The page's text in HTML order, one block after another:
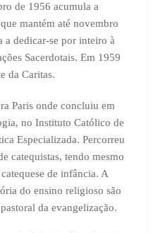
de 1956 acumula a
mantém até novembro
a dedicar-se por inteiro à
Sacerdotais. Em 1959
da Caritas.
Paris onde concluiu em
no Instituto Católico de
Especializada. Percorreu
catequistas, tendo mesmo
de infância. A
do ensino religioso são
da evangelização.